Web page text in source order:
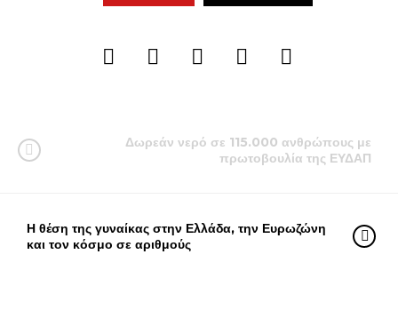
Δωρεάν νερό σε 115.000 ανθρώπους με
πρωτοβουλία της ΕΥΔΑΠ
Η θέση της γυναίκας στην Ελλάδα, την Ευρωζώνη
και τον κόσμο σε αριθμούς